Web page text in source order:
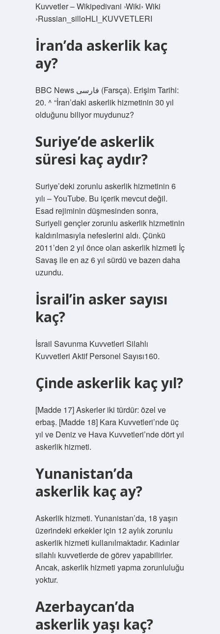
Kuvvetler – Wikipedivani ›Wiki› Wiki
›Russian_silloHLI_KUVVETLERI
İran’da askerlik kaç
ay?
BBC News فارسی (Farsça). Erişim Tarihi:
20. ^ “İran’daki askerlik hizmetinin 30 yıl
olduğunu biliyor muydunuz?
Suriye’de askerlik
süresi kaç aydır?
Suriye’deki zorunlu askerlik hizmetinin 6
yılı – YouTube. Bu içerik mevcut değil.
Esad rejiminin düşmesinden sonra,
Suriyeli gençler zorunlu askerlik hizmetinin
kaldırılmasıyla nefeslerini aldı. Çünkü
2011’den 2 yıl önce olan askerlik hizmeti İç
Savaş ile en az 6 yıl sürdü ve bazen daha
uzundu.
İsrail’in asker sayısı
kaç?
İsrail Savunma Kuvvetleri Silahlı
Kuvvetleri Aktif Personel Sayısı160.
Çinde askerlik kaç yıl?
[Madde 17] Askerler iki türdür: özel ve
erbaş. [Madde 18] Kara Kuvvetleri’nde üç
yıl ve Deniz ve Hava Kuvvetleri’nde dört yıl
askerlik hizmeti.
Yunanistan’da
askerlik kaç ay?
Askerlik hizmeti. Yunanistan’da, 18 yaşın
üzerindeki erkekler için 12 aylık zorunlu
askerlik hizmeti kullanılmaktadır. Kadınlar
silahlı kuvvetlerde de görev yapabilirler.
Ancak, askerlik hizmeti yapma zorunluluğu
yoktur.
Azerbaycan’da
askerlik yaşı kaç?